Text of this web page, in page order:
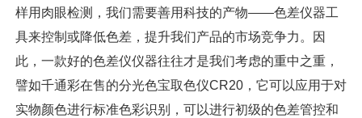
样用肉眼检测，我们需要善用科技的产物——色差仪器工
具来控制或降低色差，提升我们产品的市场竞争力。因
此，一款好的色差仪仪器往往才是我们考虑的重中之重，
譬如千通彩在售的分光色宝取色仪CR20，它可以应用于对
实物颜色进行标准色彩识别，可以进行初级的色差管控和